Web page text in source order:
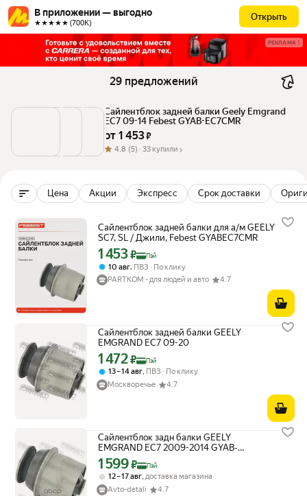
В приложении — выгодно
★★★★★ (700К)
Открыть
РЕКЛАМА
29 предложений
Сайлентблок задней балки Geely Emgrand
EC7 09-14 Febest GYAB-EC7CMR
от 1 453 ₽
4.8 (5) · 33 купили
Цена Акции Экспресс Срок доставки
Сайлентблок задней балки для а/м GEELY
SC7, SL / Джили, Febest GYABEC7CMR
Цена с картой Яндекс Пэй 1453 ₽ вместо
1 453₽ Пэй
10 авг, ПВЗ
По клику
PARTKOM - для людей и авто
4.7
Сайлентблок задней балки GEELY
EMGRAND EC7 09-20
Цена с картой Яндекс Пэй 1472 ₽ вместо
1 472₽ Пэй
13 – 14 авг, ПВЗ
По клику
Москворечье
4.7
Сайлентблок задн балки GEELY
EMGRAND EC7 2009-2014 GYAB-
EC7CMR Febest арт. GYABEC7CMR
Цена с картой Яндекс Пэй 1599 ₽ вместо
1 599₽ Пэй
12 – 17 авг доставка магазина
Avto-detali
4.7